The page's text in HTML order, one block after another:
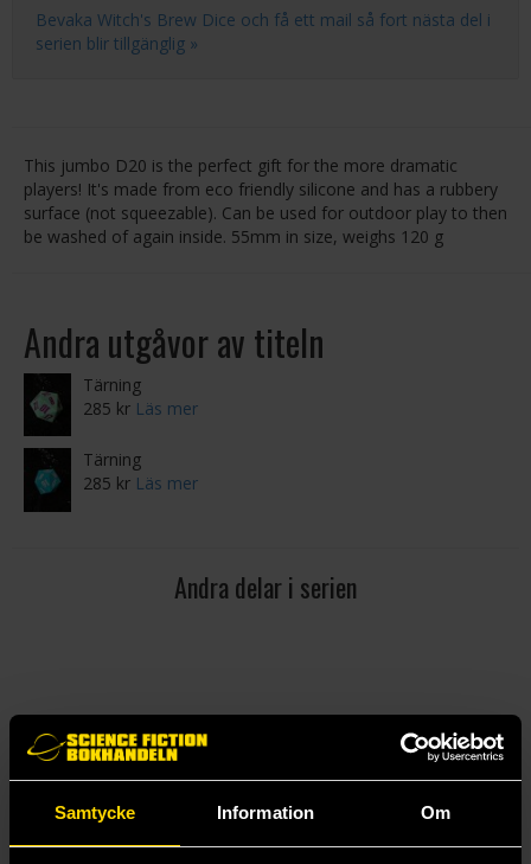
Samtycke Information Om
Bevaka Witch's Brew Dice och få ett mail så fort nästa del i
serien blir tillgänglig »
This jumbo D20 is the perfect gift for the more dramatic
players! It's made from eco friendly silicone and has a rubbery
surface (not squeezable). Can be used for outdoor play to then
be washed of again inside. 55mm in size, weighs 120 g
Andra utgåvor av titeln
Tärning
285 kr Läs mer
Tärning
285 kr Läs mer
Andra delar i serien